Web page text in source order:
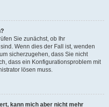
Sie zunächst, ob Ihr
Wenn dies der Fall ist, wenden
sicherzugehen, dass Sie nicht
dass ein Konfigurationsproblem mit
lösen muss.
kann mich aber nicht mehr